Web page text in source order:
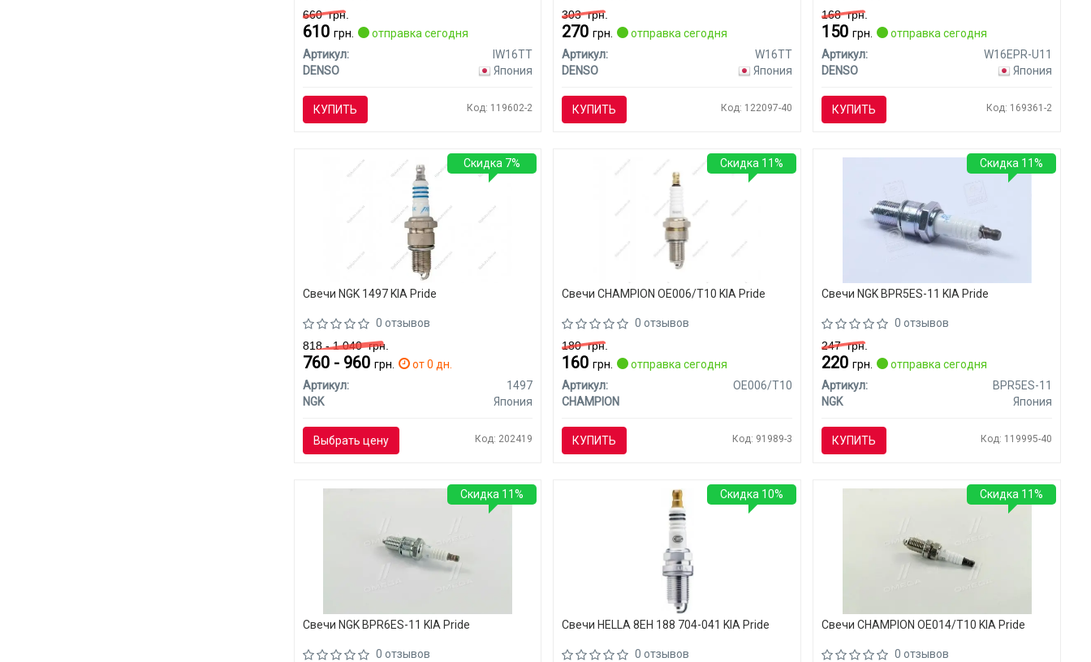
660грн.
610 грн.
отправка сегодня
Артикул:
IW16TT
DENSO
Япония
КУПИТЬ Код: 119602-2
303грн.
270грн.
отправка сегодня
Артикул:
W16TT
DENSO
Япония
КУПИТЬ Код: 122097-40
168грн.
150грн.
отправка сегодня
Артикул:
W16EPR-U11
DENSO
Япония
КУПИТЬ Код: 169361-2
Свечи NGK 1497 KIA Pride
0 отзывов
818 - 1 040грн.
760 - 960 грн.
от 0 дн.
Артикул:
1497
NGK
Япония
Выбрать цену Код: 202419
Скидка 7%
Свечи CHAMPION OE006/T10 KIA Pride
0 отзывов
180грн.
160грн.
отправка сегодня
Артикул:
OE006/T10
CHAMPION
КУПИТЬ Код: 91989-3
Скидка 11%
Свечи NGK BPR5ES-11 KIA Pride
0 отзывов
247грн.
220грн.
отправка сегодня
Артикул:
BPR5ES-11
NGK
Япония
КУПИТЬ Код: 119995-40
Скидка 11%
Свечи NGK BPR6ES-11 KIA Pride
0 отзывов
Скидка 11%
Свечи HELLA 8EH 188 704-041 KIA Pride
0 отзывов
Скидка 10%
Свечи CHAMPION OE014/T10 KIA Pride
0 отзывов
Скидка 11%